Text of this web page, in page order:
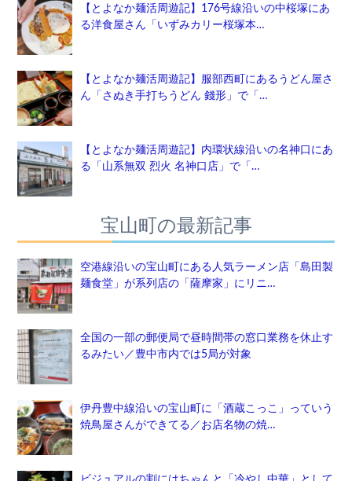
【とよなか麺活周遊記】176号線沿いの中桜塚にあ
る洋食屋さん「いずみカリー桜塚本…
【とよなか麺活周遊記】服部西町にあるうどん屋さ
ん「さぬき手打ちうどん 錢形」で「…
【とよなか麺活周遊記】内環状線沿いの名神口にあ
る「山系無双 烈火 名神口店」で「…
宝山町の最新記事
空港線沿いの宝山町にある人気ラーメン店「島田製
麺食堂」が系列店の「薩摩家」にリニ…
全国の一部の郵便局で昼時間帯の窓口業務を休止す
るみたい／豊中市内では5局が対象
伊丹豊中線沿いの宝山町に「酒蔵こっこ」っていう
焼鳥屋さんができてる／お店名物の焼…